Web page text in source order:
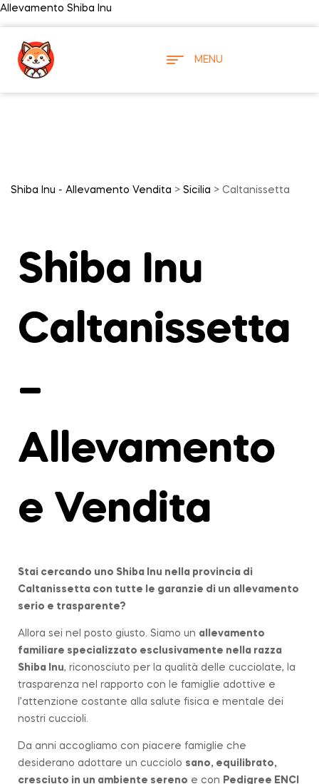
Allevamento Shiba Inu
MENU
Shiba Inu - Allevamento Vendita > Sicilia > Caltanissetta
Shiba Inu
Caltanissetta
–
Allevamento
e Vendita
Stai cercando uno Shiba Inu nella provincia di
Caltanissetta con tutte le garanzie di un allevamento
serio e trasparente?
Allora sei nel posto giusto. Siamo un allevamento
familiare specializzato esclusivamente nella razza
Shiba Inu, riconosciuto per la qualità delle cucciolate, la
trasparenza nel rapporto con le famiglie adottive e
l’attenzione costante alla salute fisica e mentale dei
nostri cuccioli.
Da anni accogliamo con piacere famiglie che
desiderano adottare un cucciolo sano, equilibrato,
cresciuto in un ambiente sereno e con Pedigree ENCI